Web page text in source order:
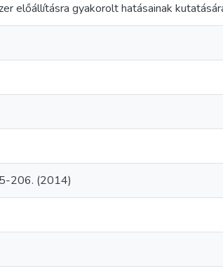
előállításra gyakorolt hatásainak
206. (2014)